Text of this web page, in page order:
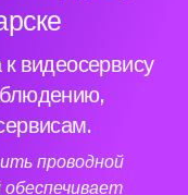
видеосервису
проводной